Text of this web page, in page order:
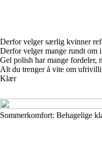
Derfor velger særlig kvinner
Derfor velger mange rundt om
Gel polish har mange fordeler,
Alt du trenger å vite om
Klær
Sommerkomfort: Behagelige